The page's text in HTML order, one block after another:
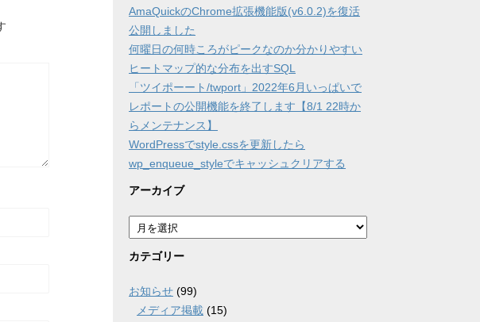
AmaQuickのChrome拡張機能版(v6.0.2)を復活
公開しました
何曜日の何時ころがピークなのか分かりやすい
ヒートマップ的な分布を出すSQL
「ツイポーート/twport」2022年6月いっぱいで
レポートの公開機能を終了します【8/1 22時か
らメンテナンス】
WordPressでstyle.cssを更新したら
wp_enqueue_styleでキャッシュクリアする
アーカイブ
ア
ー
カ
ブ
カテゴリー
お知らせ (99)
メディア掲載 (15)